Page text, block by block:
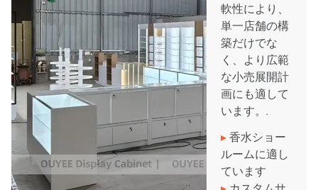
軟性により、
単一店舗の構
築だけでな
く、より広範
な小売展開計
画にも適して
います。.
▸ 香水ショー
ルームに適し
ています